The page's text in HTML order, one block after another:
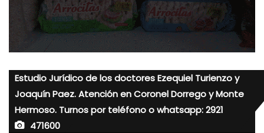
Estudio Jurídico de los doctores Ezequiel Turienzo y
Joaquín Paez. Atención en Coronel Dorrego y Monte
Hermoso. Turnos por teléfono o whatsapp: 2921
471600